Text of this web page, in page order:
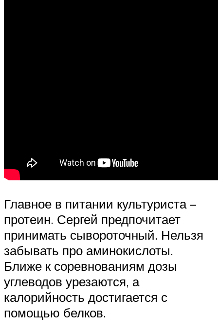
Главное в питании культуриста –
протеин. Сергей предпочитает
принимать сывороточный. Нельзя
забывать про аминокислоты.
Ближе к соревнованиям дозы
углеводов урезаются, а
калорийность достигается с
помощью белков.